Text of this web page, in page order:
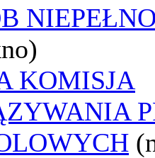
KOMISJA